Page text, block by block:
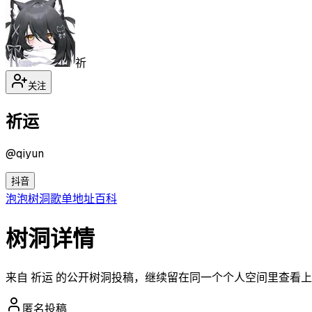
祈
关注
祈运
@qiyun
抖音
泡泡树洞歌单地址百科
树洞详情
来自 祈运 的公开树洞投稿，继续留在同一个个人空间里查看
匿名投稿